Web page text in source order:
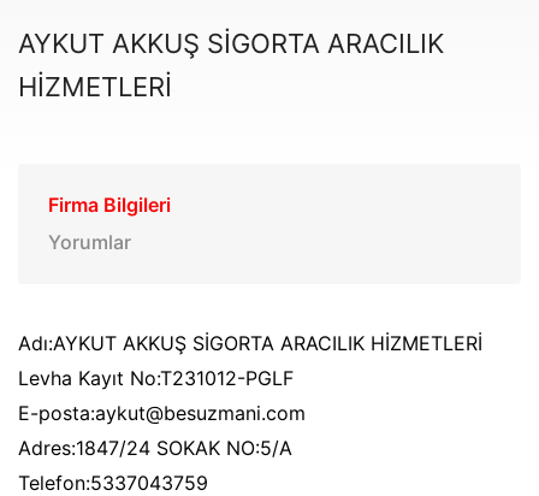
AYKUT AKKUŞ SİGORTA ARACILIK
HİZMETLERİ
Firma Bilgileri
Yorumlar
Adı:AYKUT AKKUŞ SİGORTA ARACILIK HİZMETLERİ
Levha Kayıt No:T231012-PGLF
E-posta:aykut@besuzmani.com
Adres:1847/24 SOKAK NO:5/A
Telefon:5337043759